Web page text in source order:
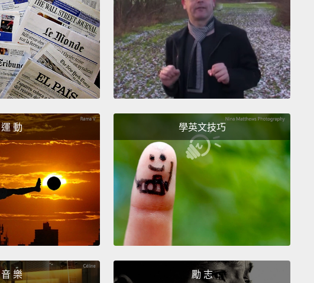
What's the difference?
The first two, Ryan studying and
Marcus working, are not happening now at this moment,
but they are happening around now.
They are temporary,
short-term; they will finish soon. The second, Mr.
Stevenson, is permanent, long-term;
we don't know when
有什麼差別呢？前兩個，Ryan 讀書和 Marcus 工作，並不是發
生在當下這一刻，但它們發生在最近。它們是暫時、短期的；
它們很快就會結束。第二個例子，Stevenson 先生，那是固
定、長期的；我們不知道那什麼時候會結束。
Now it's your turn. Here are five little situations. Are they
short-term or long-term,
temporary or permanent?
the best? You have 10 seconds to think about it. You can
運 動 學英文技巧
音 樂 勵 志